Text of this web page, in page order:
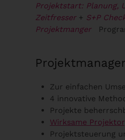
Projektstart: Planung,
Zeitfresser+ S+P
Projektmanger
Zur einfachen
4 innovative
Projekte
Wirksame
Projektsteuerung